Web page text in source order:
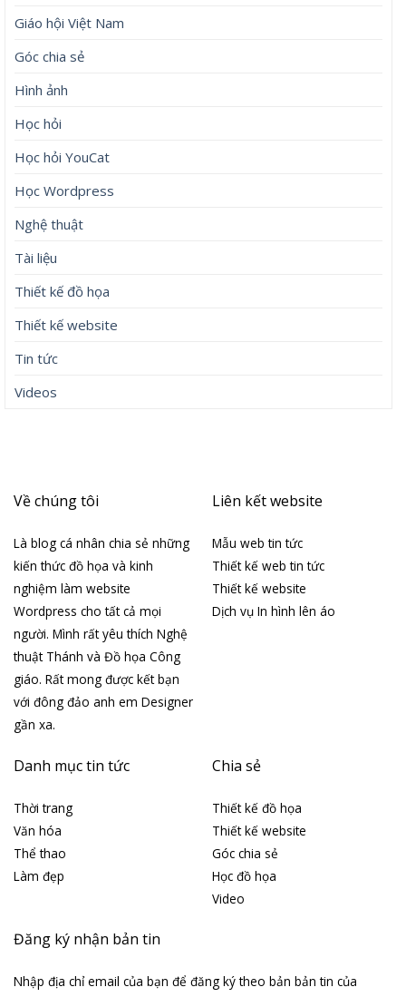
Giáo hội Việt Nam
Góc chia sẻ
Hình ảnh
Học hỏi
Học hỏi YouCat
Học Wordpress
Nghệ thuật
Tài liệu
Thiết kế đồ họa
Thiết kế website
Tin tức
Videos
Về chúng tôi
Là blog cá nhân chia sẻ những
kiến thức đồ họa và kinh
nghiệm làm website
Wordpress cho tất cả mọi
người. Mình rất yêu thích Nghệ
thuật Thánh và Đồ họa Công
giáo. Rất mong được kết bạn
với đông đảo anh em Designer
gần xa.
Liên kết website
Mẫu web tin tức
Thiết kế web tin tức
Thiết kế website
Dịch vụ In hình lên áo
Danh mục tin tức
Thời trang
Văn hóa
Thể thao
Làm đẹp
Chia sẻ
Thiết kế đồ họa
Thiết kế website
Góc chia sẻ
Học đồ họa
Video
Đăng ký nhận bản tin
Nhập địa chỉ email của bạn để đăng ký theo bản bản tin của